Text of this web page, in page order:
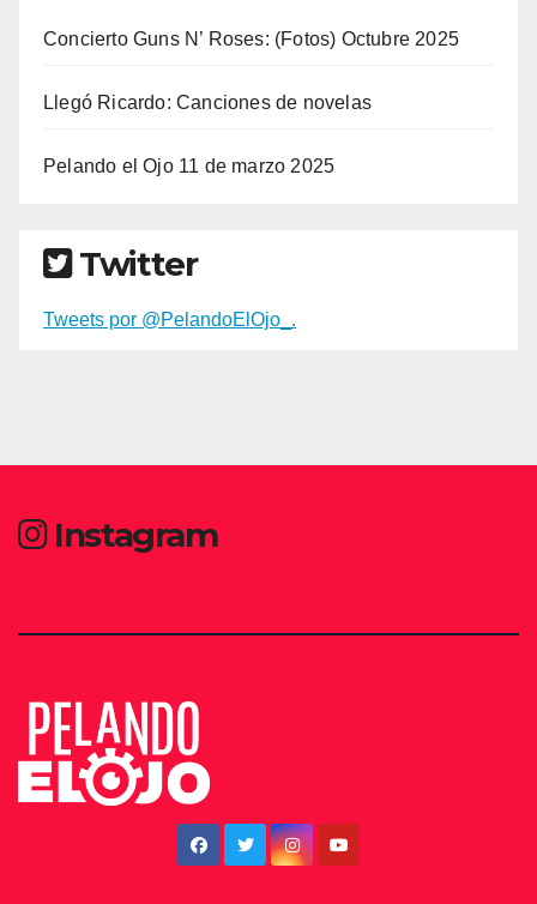
Concierto Guns N’ Roses: (Fotos) Octubre 2025
Llegó Ricardo: Canciones de novelas
Pelando el Ojo 11 de marzo 2025
Twitter
Tweets por @PelandoElOjo_.
Instagram